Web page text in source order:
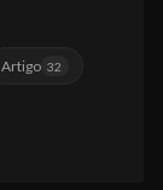
Artigo 32